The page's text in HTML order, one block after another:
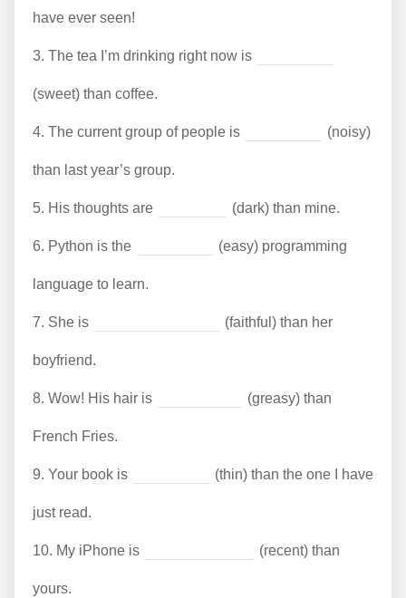
have ever seen!
3. The tea I’m drinking right now is
(sweet) than coffee.
4. The current group of people is (noisy)
than last year’s group.
5. His thoughts are (dark) than mine.
6. Python is the (easy) programming
language to learn.
7. She is (faithful) than her
boyfriend.
8. Wow! His hair is (greasy) than
French Fries.
9. Your book is (thin) than the one I have
just read.
10. My iPhone is (recent) than
yours.